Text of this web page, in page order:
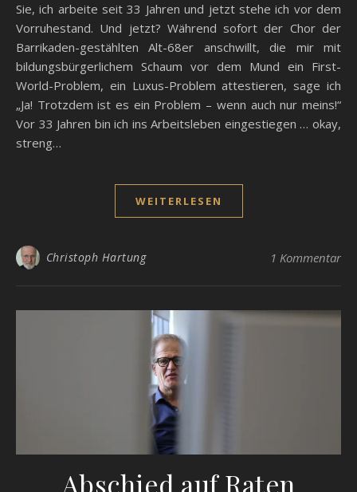
Sie, ich arbeite seit 33 Jahren und jetzt stehe ich vor dem
Vorruhestand. Und jetzt? Während sofort der Chor der
Barrikaden-gestählten Alt-68er anschwillt, die mir mit
bildungsbürgerlichem Schaum vor dem Mund ein First-
World-Problem, ein Luxus-Problem attestieren, sage ich
„Ja! Trotzdem ist es ein Problem – wenn auch nur meins!“
Vor 33 Jahren bin ich ins Arbeitsleben eingestiegen … okay,
streng…
WEITERLESEN
Christoph Hartung 1 Kommentar
Abschied auf Raten